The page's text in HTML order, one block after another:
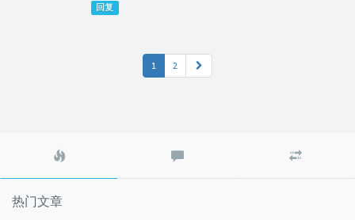
回复
1 2
文
评
文
热门文章